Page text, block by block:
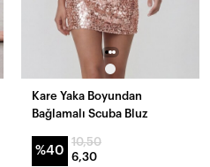
Kare Yaka Boyundan
Bağlamalı Scuba Bluz
%40
10,50
6,30